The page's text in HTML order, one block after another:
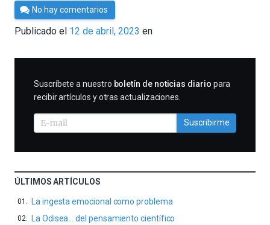
Por
César
Tomé
No hay comentarios
Publicado el 12 de abril, 2023 en
SUSCRIBIRME
Suscríbete a nuestro boletín de noticias diario para
recibir artículos y otras actualizaciones.
Suscribirme
ÚLTIMOS ARTÍCULOS
La ingesta emocional como problema
La Odisea… del pensamiento científico